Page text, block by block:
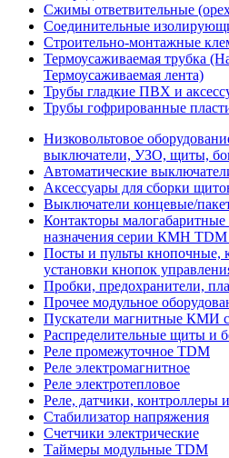
Сжимы ответвительные
Соединительные
Строительно-монтажные
Термоусаживаемая трубка
Термоусаживаемая лента)
Трубы гладкие ПВХ и
Трубы гофрированные
Низковольтовое
выключатели, УЗО, щиты,
Автоматические
Аксессуары для сборки
Выключатели концевые/
Контакторы
назначения серии КМН
Посты и пульты кнопочные,
установки кнопок
Пробки, предохранители,
Прочее модульное
Пускатели магнитные КМИ
Распределительные щиты и
Реле промежуточное TDM
Реле электромагнитное
Реле электротепловое
Реле, датчики, контроллеры
Стабилизатор напряжения
Счетчики электрические
Таймеры модульные TDM